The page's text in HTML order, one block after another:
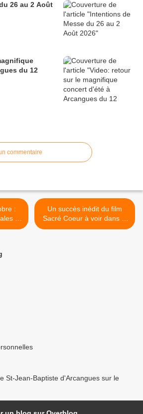
26 au 2 Août
du 12
commentaire
à
à
Un succès inédit du film
Sacré Coeur à voir dans le
diocèse >
St-Jean-Baptiste d'Arcangues sur le